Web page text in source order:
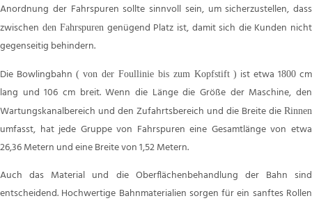
Anordnung der Fahrspuren sollte sinnvoll sein, um sicherzustellen, dass
zwischen den Fahrspuren genügend Platz ist, damit sich die Kunden nicht
gegenseitig behindern.
Die Bowlingbahn ( von der Foullinie bis zum Kopfstift ) ist etwa 1800 cm
lang und 106 cm breit. Wenn die Länge die Größe der Maschine, den
Wartungskanalbereich und den Zufahrtsbereich und die Breite die Rinnen
umfasst, hat jede Gruppe von Fahrspuren eine Gesamtlänge von etwa
26,36 Metern und eine Breite von 1,52 Metern.
Auch das Material und die Oberflächenbehandlung der Bahn sind
entscheidend. Hochwertige Bahnmaterialien sorgen für ein sanftes Rollen